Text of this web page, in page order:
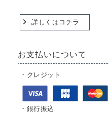
詳しくはコチラ
お支払いについて
・クレジット
・銀行振込